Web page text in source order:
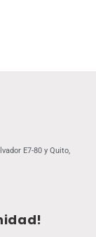
E7-80 y Quito,